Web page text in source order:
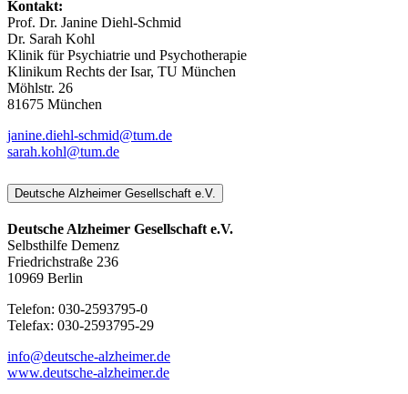
Kontakt:
Prof. Dr. Janine Diehl-Schmid
Dr. Sarah Kohl
Klinik für Psychiatrie und Psychotherapie
Klinikum Rechts der Isar, TU München
Möhlstr. 26
81675 München
janine.diehl-schmid@tum.de
sarah.kohl@tum.de
Deutsche Alzheimer Gesellschaft e.V.
Deutsche Alzheimer Gesellschaft e.V.
Selbsthilfe Demenz
Friedrichstraße 236
10969 Berlin
Telefon: 030-2593795-0
Telefax: 030-2593795-29
info@deutsche-alzheimer.de
www.deutsche-alzheimer.de